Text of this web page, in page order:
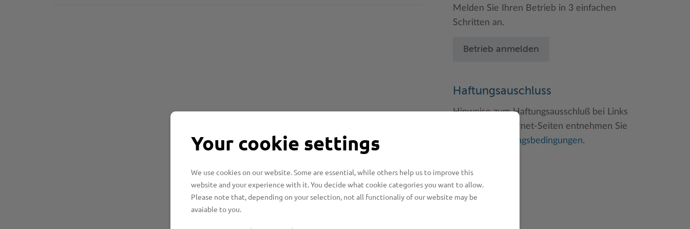
Melden Sie Ihren Betrieb in 3 einfachen
Schritten an.
Betrieb anmelden
Haftungsauschluss
Hinweise zum Haftungsausschluß bei Links
zu anderen Internet-Seiten entnehmen Sie
Nutzungsbedingungen.
Your cookie settings
We use cookies on our website. Some are essential, while others help us to improve this
website and your experience with it. You decide what cookie categories you want to allow.
Please note that, depending on your selection, not all functionaliy of our website may be
avaiable to you.